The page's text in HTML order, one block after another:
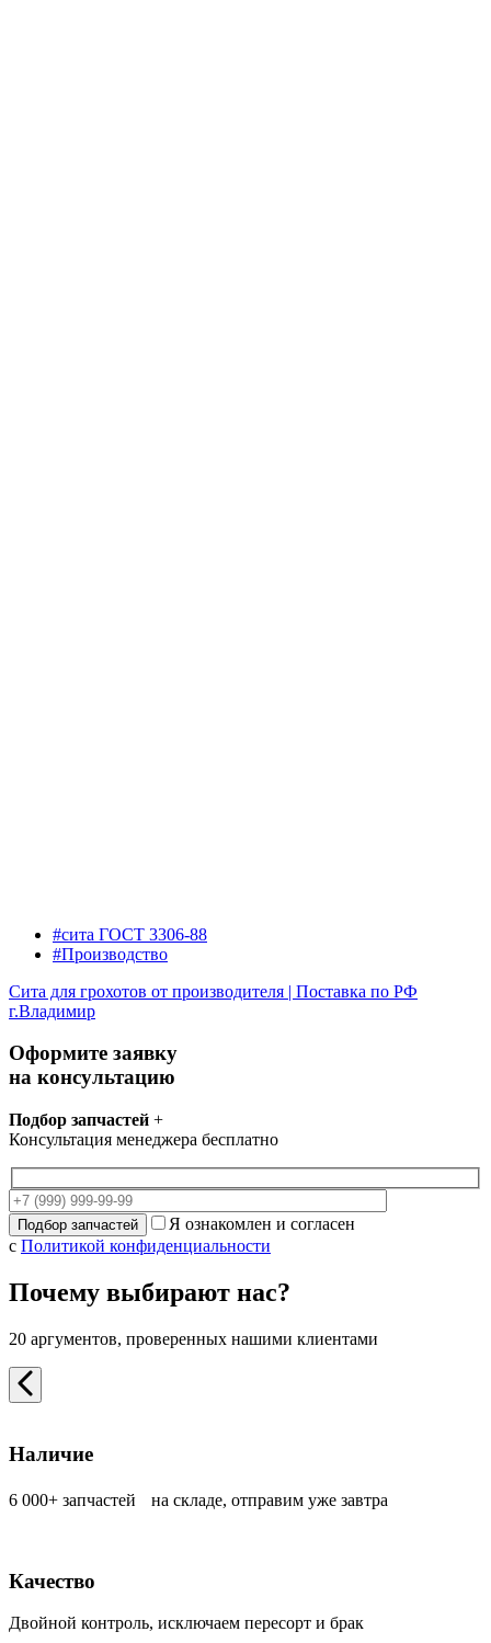
#сита ГОСТ 3306-88
#Производство
Сита для грохотов от производителя | Поставка по РФ
г.Владимир
Оформите заявку
на консультацию
Подбор запчастей +
Консультация менеджера бесплатно
Я ознакомлен и согласен
с Политикой конфиденциальности
Почему выбирают нас?
20 аргументов, проверенных нашими клиентами
Наличие
6 000+ запчастей на складе, отправим уже завтра
Качество
Двойной контроль, исключаем пересорт и брак